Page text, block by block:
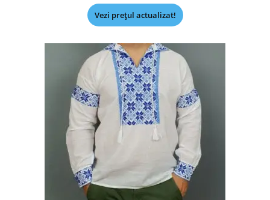
Vezi prețul actualizat!